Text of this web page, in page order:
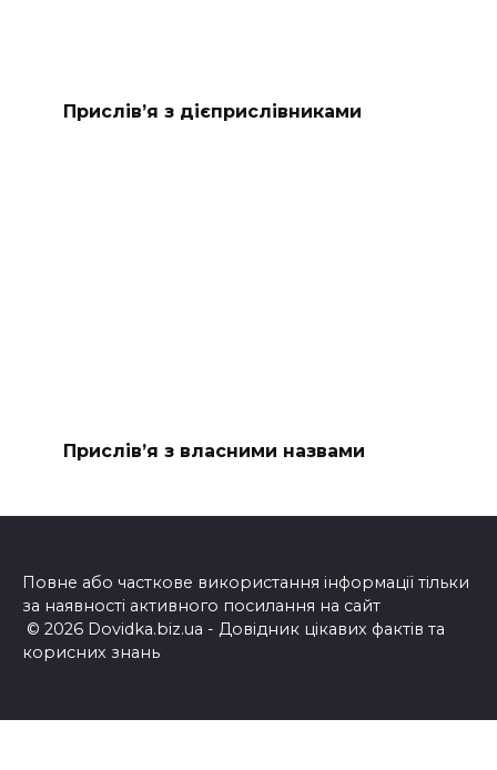
Прислів’я з дієприслівниками
Прислів’я з власними назвами
Повне або часткове використання інформації тільки
за наявності активного посилання на сайт
© 2026 Dovidka.biz.ua - Довідник цікавих фактів та
корисних знань